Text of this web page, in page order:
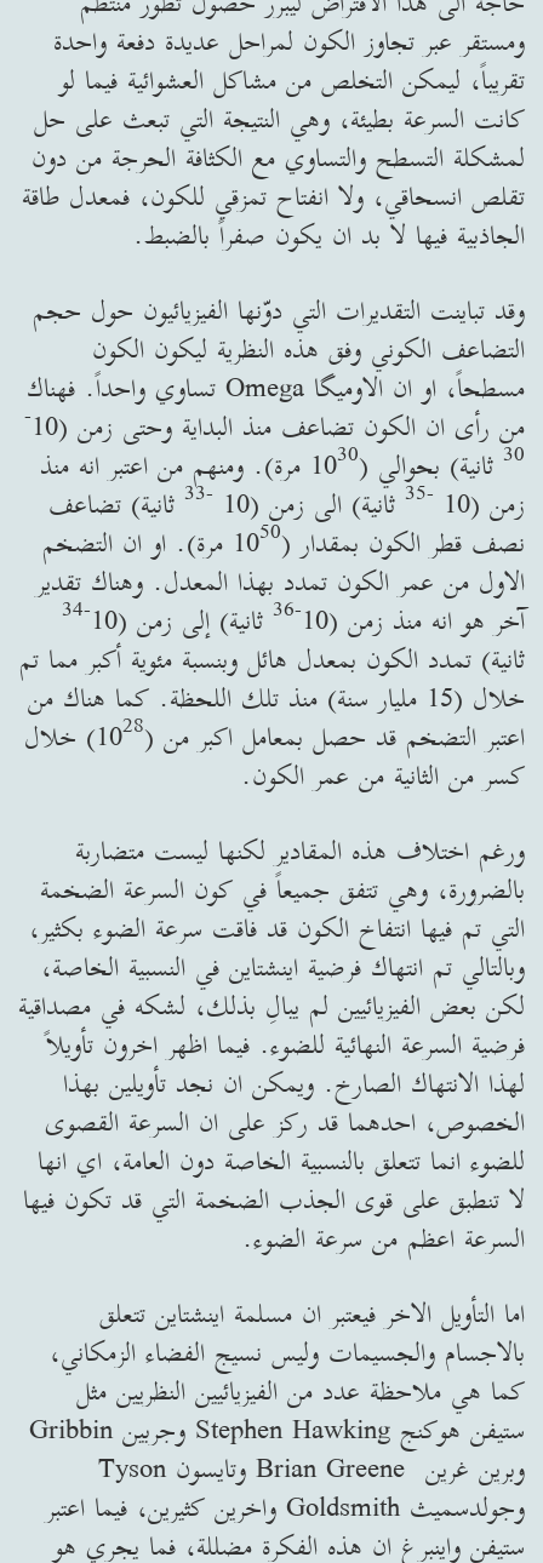
ومستقر عبر تجاوز الكون لمراحل عديدة دفعة واحدة
تقريباً، ليمكن التخلص من مشاكل العشوائية فيما لو
كانت السرعة بطيئة، وهي النتيجة التي تبعث على حل
لمشكلة التسطح والتساوي مع الكثافة الحرجة من دون
تقلص انسحاقي، ولا انفتاح تمزقي للكون، فمعدل طاقة
الجاذبية فيها لا بد ان يكون صفراً بالضبط.
وقد تباينت التقديرات التي دوّنها الفيزيائيون حول حجم
التضاعف الكوني وفق هذه النظرية ليكون الكون
مسطحاً، او ان الاوميگا Omega تساوي واحداً. فهناك
من رأى ان الكون تضاعف منذ البداية وحتى زمن (10
-
30 ثانية) بحوالي (1030
مرة). ومنهم من اعتبر انه منذ
زمن (10
-35 ثانية) الى زمن (10 -33
ثانية) تضاعف
نصف قطر الكون بمقدار (1050
مرة). او ان التضخم
الاول من عمر الكون تمدد بهذا المعدل. وهناك تقدير
آخر هو انه منذ زمن (10
-
36 ثانية) إلى زمن (10 -
34
ثانية) تمدد الكون بمعدل هائل وبنسبة مئوية أكبر مما تم
خلال (15 مليار سنة) منذ تلك اللحظة. كما هناك من
اعتبر التضخم قد حصل بمعامل اكبر من (1028
) خلال
كسر من الثانية من عمر الكون.
ورغم اختلاف هذه المقادير لكنها ليست متضاربة
بالضرورة، وهي تتفق جميعاً في كون السرعة الضخمة
التي تم فيها انتفاخ الكون قد فاقت سرعة الضوء بكثير،
وبالتالي تم انتهاك فرضية اينشتاين في النسبية الخاصة،
لكن بعض الفيزيائيين لم يبالِ بذلك، لشكه في مصداقية
فرضية السرعة النهائية للضوء. فيما اظهر اخرون تأويلاً
لهذا الانتهاك الصارخ. ويمكن ان نجد تأويلين بهذا
الخصوص، احدهما قد ركز على ان السرعة القصوى
للضوء انما تتعلق بالنسبية الخاصة دون العامة، اي انها
لا تنطبق على قوى الجذب الضخمة التي قد تكون فيها
السرعة اعظم من سرعة الضوء.
اما التأويل الاخر فيعتبر ان مسلمة اينشتاين تتعلق
بالاجسام والجسيمات وليس نسيج الفضاء الزمكاني،
كما هي ملاحظة عدد من الفيزيائيين النظريين مثل
ستيفن هوكنج Stephen Hawking وجربين Gribbin
وبرين غرين Brian Greene وتايسون Tyson
وجولدسميث Goldsmith واخرين كثيرين، فيما اعتبر
ستيفن واينبرغ ان هذه الفكرة مضللة، فما يجري هو